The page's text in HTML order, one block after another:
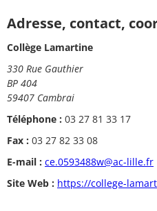
Adresse, contact,
Collège Lamartine
330 Rue Gauthier
BP 404
59407 Cambrai
Téléphone : 03 27 81 33 17
Fax : 03 27 82 33 08
E-mail : ce.0593488w@ac-lille.fr
Site Web : https://college-